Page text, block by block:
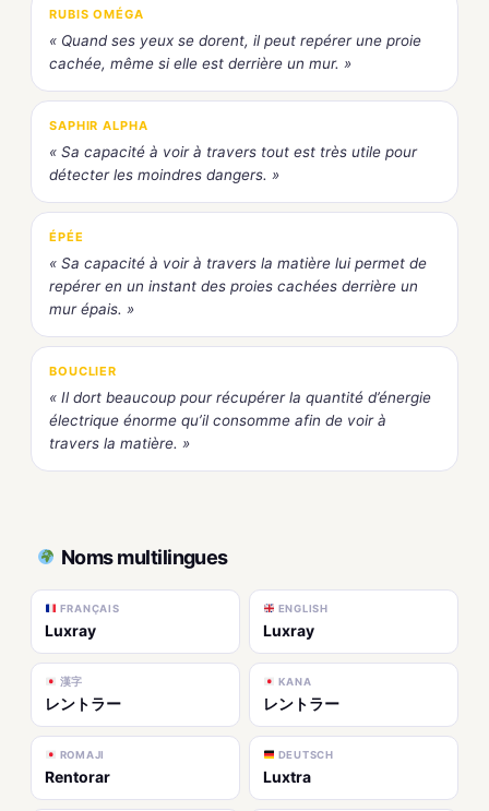
RUBIS OMÉGA
« Quand ses yeux se dorent, il peut repérer une proie
cachée, même si elle est derrière un mur. »
SAPHIR ALPHA
« Sa capacité à voir à travers tout est très utile pour
détecter les moindres dangers. »
ÉPÉE
« Sa capacité à voir à travers la matière lui permet de
repérer en un instant des proies cachées derrière un
mur épais. »
BOUCLIER
« Il dort beaucoup pour récupérer la quantité d’énergie
électrique énorme qu’il consomme afin de voir à
travers la matière. »
Noms multilingues
FRANÇAIS
Luxray
ENGLISH
Luxray
漢字
レントラー
KANA
レントラー
ROMAJI
Rentorar
DEUTSCH
Luxtra